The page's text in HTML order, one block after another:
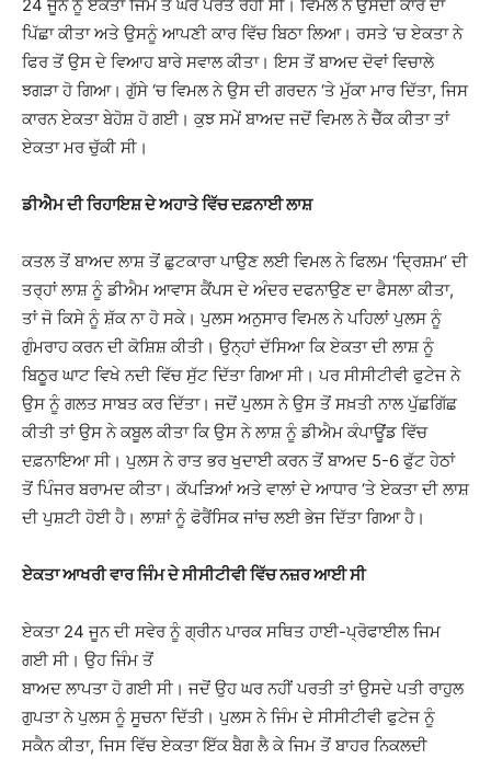
24 ਜੂਨ ਨੂੰ ਏਕਤਾ ਜਿੰਮ ਤੋਂ ਘਰ ਪਰਤ ਰਹੀ ਸੀ। ਵਿਮਲ ਨੇ ਉਸਦੀ ਕਾਰ ਦਾ
ਪਿੱਛਾ ਕੀਤਾ ਅਤੇ ਉਸਨੂੰ ਆਪਣੀ ਕਾਰ ਵਿੱਚ ਬਿਠਾ ਲਿਆ। ਰਸਤੇ ‘ਚ ਏਕਤਾ ਨੇ
ਫਿਰ ਤੋਂ ਉਸ ਦੇ ਵਿਆਹ ਬਾਰੇ ਸਵਾਲ ਕੀਤਾ। ਇਸ ਤੋਂ ਬਾਅਦ ਦੋਵਾਂ ਵਿਚਾਲੇ
ਝਗੜਾ ਹੋ ਗਿਆ। ਗੁੱਸੇ ‘ਚ ਵਿਮਲ ਨੇ ਉਸ ਦੀ ਗਰਦਨ ‘ਤੇ ਮੁੱਕਾ ਮਾਰ ਦਿੱਤਾ, ਜਿਸ
ਕਾਰਨ ਏਕਤਾ ਬੇਹੋਸ਼ ਹੋ ਗਈ। ਕੁਝ ਸਮੇਂ ਬਾਅਦ ਜਦੋਂ ਵਿਮਲ ਨੇ ਚੈੱਕ ਕੀਤਾ ਤਾਂ
ਏਕਤਾ ਮਰ ਚੁੱਕੀ ਸੀ।
ਡੀਐਮ ਦੀ ਰਿਹਾਇਸ਼ ਦੇ ਅਹਾਤੇ ਵਿੱਚ ਦਫ਼ਨਾਈ ਲਾਸ਼
ਕਤਲ ਤੋਂ ਬਾਅਦ ਲਾਸ਼ ਤੋਂ ਛੁਟਕਾਰਾ ਪਾਉਣ ਲਈ ਵਿਮਲ ਨੇ ਫਿਲਮ ‘ਦ੍ਰਿਸ਼ਮ’ ਦੀ
ਤਰ੍ਹਾਂ ਲਾਸ਼ ਨੂੰ ਡੀਐਮ ਆਵਾਸ ਕੈਂਪਸ ਦੇ ਅੰਦਰ ਦਫਨਾਉਣ ਦਾ ਫੈਸਲਾ ਕੀਤਾ,
ਤਾਂ ਜੋ ਕਿਸੇ ਨੂੰ ਸ਼ੱਕ ਨਾ ਹੋ ਸਕੇ। ਪੁਲਸ ਅਨੁਸਾਰ ਵਿਮਲ ਨੇ ਪਹਿਲਾਂ ਪੁਲਸ ਨੂੰ
ਗੁੰਮਰਾਹ ਕਰਨ ਦੀ ਕੋਸ਼ਿਸ਼ ਕੀਤੀ। ਉਨ੍ਹਾਂ ਦੱਸਿਆ ਕਿ ਏਕਤਾ ਦੀ ਲਾਸ਼ ਨੂੰ
ਬਿਠੂਰ ਘਾਟ ਵਿਖੇ ਨਦੀ ਵਿੱਚ ਸੁੱਟ ਦਿੱਤਾ ਗਿਆ ਸੀ। ਪਰ ਸੀਸੀਟੀਵੀ ਫੁਟੇਜ ਨੇ
ਉਸ ਨੂੰ ਗਲਤ ਸਾਬਤ ਕਰ ਦਿੱਤਾ। ਜਦੋਂ ਪੁਲਸ ਨੇ ਉਸ ਤੋਂ ਸਖ਼ਤੀ ਨਾਲ ਪੁੱਛਗਿੱਛ
ਕੀਤੀ ਤਾਂ ਉਸ ਨੇ ਕਬੂਲ ਕੀਤਾ ਕਿ ਉਸ ਨੇ ਲਾਸ਼ ਨੂੰ ਡੀਐਮ ਕੰਪਾਊਂਡ ਵਿੱਚ
ਦਫ਼ਨਾਇਆ ਸੀ। ਪੁਲਸ ਨੇ ਰਾਤ ਭਰ ਖੁਦਾਈ ਕਰਨ ਤੋਂ ਬਾਅਦ 5-6 ਫੁੱਟ ਹੇਠਾਂ
ਤੋਂ ਪਿੰਜਰ ਬਰਾਮਦ ਕੀਤਾ। ਕੱਪੜਿਆਂ ਅਤੇ ਵਾਲਾਂ ਦੇ ਆਧਾਰ ‘ਤੇ ਏਕਤਾ ਦੀ ਲਾਸ਼
ਦੀ ਪੁਸ਼ਟੀ ਹੋਈ ਹੈ। ਲਾਸ਼ਾਂ ਨੂੰ ਫੋਰੈਂਸਿਕ ਜਾਂਚ ਲਈ ਭੇਜ ਦਿੱਤਾ ਗਿਆ ਹੈ।
ਏਕਤਾ ਆਖਰੀ ਵਾਰ ਜਿੰਮ ਦੇ ਸੀਸੀਟੀਵੀ ਵਿੱਚ ਨਜ਼ਰ ਆਈ ਸੀ
ਏਕਤਾ 24 ਜੂਨ ਦੀ ਸਵੇਰ ਨੂੰ ਗ੍ਰੀਨ ਪਾਰਕ ਸਥਿਤ ਹਾਈ-ਪ੍ਰੋਫਾਈਲ ਜਿਮ
ਗਈ ਸੀ। ਉਹ ਜਿੰਮ ਤੋਂ
ਬਾਅਦ ਲਾਪਤਾ ਹੋ ਗਈ ਸੀ। ਜਦੋਂ ਉਹ ਘਰ ਨਹੀਂ ਪਰਤੀ ਤਾਂ ਉਸਦੇ ਪਤੀ ਰਾਹੁਲ
ਗੁਪਤਾ ਨੇ ਪੁਲਸ ਨੂੰ ਸੂਚਨਾ ਦਿੱਤੀ। ਪੁਲਸ ਨੇ ਜਿੰਮ ਦੇ ਸੀਸੀਟੀਵੀ ਫੁਟੇਜ ਨੂੰ
ਸਕੈਨ ਕੀਤਾ, ਜਿਸ ਵਿੱਚ ਏਕਤਾ ਇੱਕ ਬੈਗ ਲੈ ਕੇ ਜਿਮ ਤੋਂ ਬਾਹਰ ਨਿਕਲਦੀ